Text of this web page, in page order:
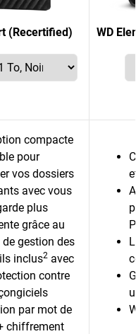
(Recertified) WD
compacte
pour
vos dossiers
avec vous
plus
grâce au
gestion des
inclus2 avec
contre
par mot de
chiffrement